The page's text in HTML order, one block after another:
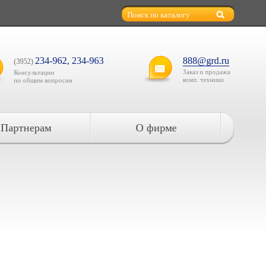
888@grd.ru
Заказ и продажа
комп. техники
(3952) 234-962, 234-963
Консультации
по общим вопросам
Партнерам О фирме